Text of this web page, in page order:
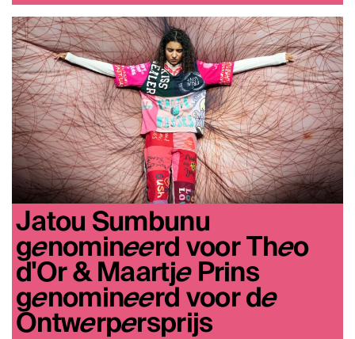
Jatou Sumbunu
genomineerd voor Theo
d'Or & Maartje Prins
genomineerd voor de
Ontwerpersprijs